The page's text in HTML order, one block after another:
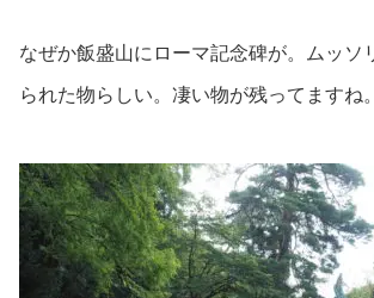
なぜか飯盛山にローマ記念碑が。ムッソ
られた物らしい。凄い物が残ってますね。